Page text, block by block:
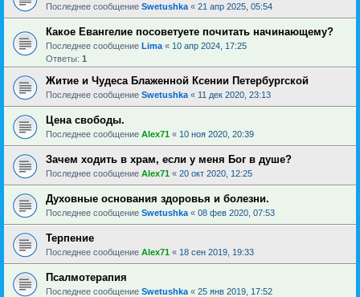
Последнее сообщение Swetushka « 21 апр 2025, 05:54
Какое Евангелие посоветуете почитать начинающему?
Последнее сообщение Lima « 10 апр 2024, 17:25
Ответы: 1
Житие и Чудеса Блаженной Ксении Петербургской
Последнее сообщение Swetushka « 11 дек 2020, 23:13
Цена свободы.
Последнее сообщение Alex71 « 10 ноя 2020, 20:39
Зачем ходить в храм, если у меня Бог в душе?
Последнее сообщение Alex71 « 20 окт 2020, 12:25
Духовные основания здоровья и болезни.
Последнее сообщение Swetushka « 08 фев 2020, 07:53
Терпение
Последнее сообщение Alex71 « 18 сен 2019, 19:33
Псалмотерапия
Последнее сообщение Swetushka « 25 янв 2019, 17:52